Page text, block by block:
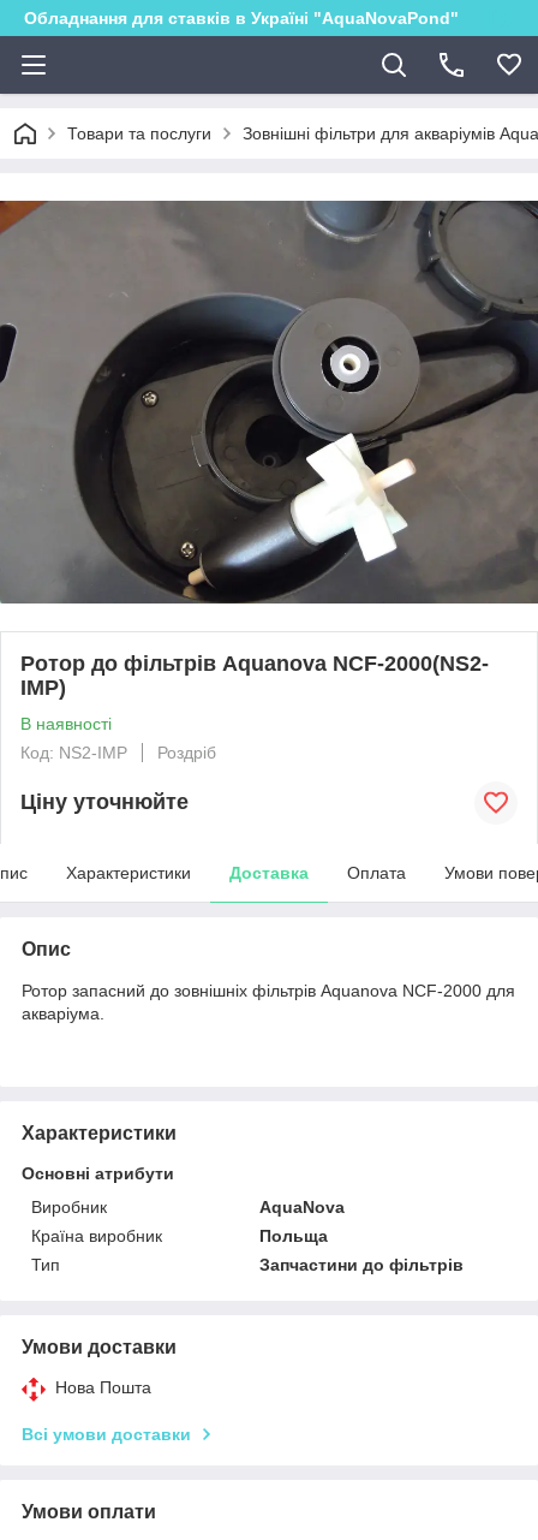
Обладнання для ставків в Україні "AquaNovaPond"
Товари та послуги Зовнішні фільтри для акваріумів
Ротор до фільтрів Aquanova NCF-2000(NS2-
IMP)
В наявності
Код: NS2-IMP
Роздріб
Ціну уточнюйте
Характеристики Доставка Оплата Умови
Опис
Ротор запасний до зовнішніх фільтрів Aquanova NCF-2000 для
акваріума.
Характеристики
Основні атрибути
Виробник
AquaNova
Країна виробник
Польща
Тип
Запчастини до фільтрів
Умови доставки
Нова Пошта
Всі умови доставки
Умови оплати